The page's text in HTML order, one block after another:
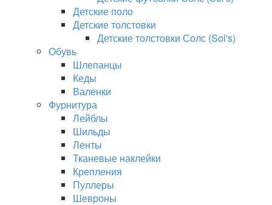
Детские поло
Детские толстовки
Детские толстовки Солс (Sol's)
Обувь
Шлепанцы
Кеды
Валенки
Фурнитура
Лейблы
Шильды
Ленты
Тканевые наклейки
Крепления
Пуллеры
Шевроны